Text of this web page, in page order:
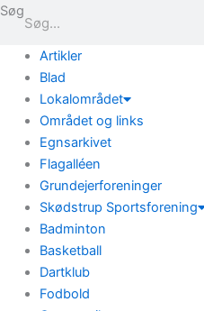
Gå
indholdet
Søg
Artikler
Blad
Lokalområdet
Området og links
Egnsarkivet
Flagalléen
Grundejerforeninger
Skødstrup Sportsforening
Badminton
Basketball
Dartklub
Fodbold